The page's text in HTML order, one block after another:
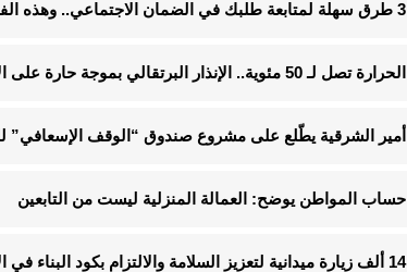
3 طرق سهلة لمتابعة طلبك في الضمان الاجتماعي.. وهذه الفئات معفاة
الحرارة تصل لـ 50 مئوية.. الإنذار البرتقالي بموجة حارة على الأحساء وعدة مدن بالشرقية
أمير الشرقية يطّلع على مشروع صندوق “الوقف الإسعافي”
حساب المواطن يوضح: العمالة المنزلية ليست من التابعين
14 ألف زيارة ميدانية لتعزيز السلامة والالتزام بكود البناء في الأحساء